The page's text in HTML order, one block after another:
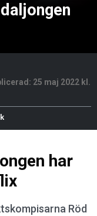
25 maj 2022 kl.
har
Röd